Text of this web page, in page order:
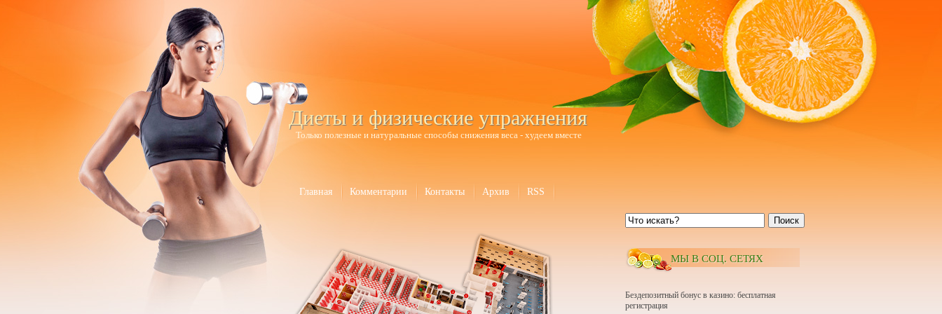
Диеты и физические упражнения
Только полезные и натуральные способы снижения веса - худеем вместе
Главная Комментарии Контакты Архив RSS
Поиск
МЫ В СОЦ. СЕТЯХ
Бездепозитный бонус в казино: бесплатная
регистрация